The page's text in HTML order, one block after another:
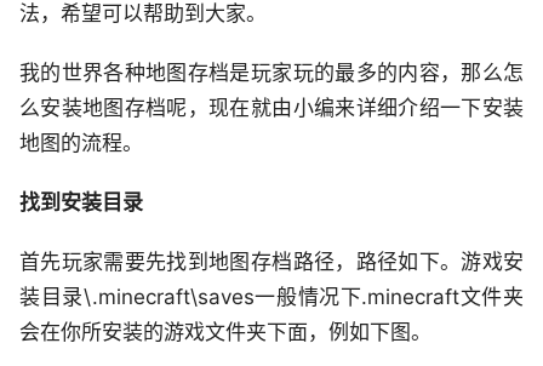
法，希望可以帮助到大家。
我的世界各种地图存档是玩家玩的最多的内容，那么怎
么安装地图存档呢，现在就由小编来详细介绍一下安装
地图的流程。
找到安装目录
首先玩家需要先找到地图存档路径，路径如下。游戏安
装目录\.minecraft\saves一般情况下.minecraft文件夹
会在你所安装的游戏文件夹下面，例如下图。